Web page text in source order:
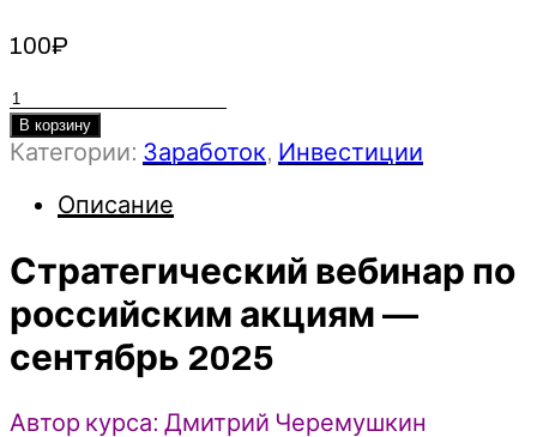
100₽
Количество
товара
Стратегический
по
акциям
(сентябрь
2025)
-
Дмитрий
Черемушкин
В корзину
Категории: Заработок, Инвестиции
Описание
Стратегический вебинар по
российским акциям —
сентябрь 2025
Автор курса: Дмитрий Черемушкин